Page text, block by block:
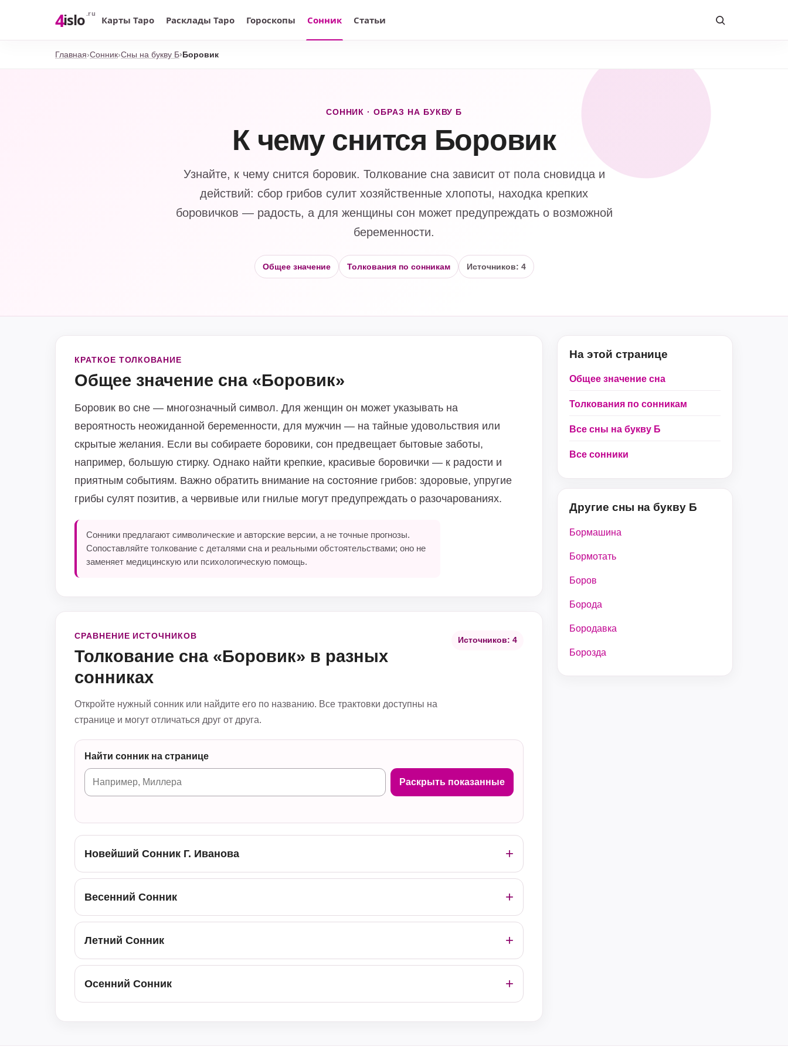
4islo .ru
Карты Таро Расклады Таро Гороскопы Сонник Статьи
Главная Сонник Сны на букву Б Боровик
СОННИК · ОБРАЗ НА БУКВУ Б
К чему снится Боровик
Узнайте, к чему снится боровик. Толкование сна зависит от пола сновидца и
действий: сбор грибов сулит хозяйственные хлопоты, находка крепких
боровичков — радость, а для женщины сон может предупреждать о возможной
беременности.
Общее значение Толкования по сонникам Источников: 4
КРАТКОЕ ТОЛКОВАНИЕ
Общее значение сна «Боровик»
Боровик во сне — многозначный символ. Для женщин он может указывать на
вероятность неожиданной беременности, для мужчин — на тайные удовольствия или
скрытые желания. Если вы собираете боровики, сон предвещает бытовые заботы,
например, большую стирку. Однако найти крепкие, красивые боровички — к радости и
приятным событиям. Важно обратить внимание на состояние грибов: здоровые, упругие
грибы сулят позитив, а червивые или гнилые могут предупреждать о разочарованиях.
Сонники предлагают символические и авторские версии, а не точные прогнозы.
Сопоставляйте толкование с деталями сна и реальными обстоятельствами; оно не
заменяет медицинскую или психологическую помощь.
СРАВНЕНИЕ ИСТОЧНИКОВ
Толкование сна «Боровик» в разных
сонниках
Источников: 4
Откройте нужный сонник или найдите его по названию. Все трактовки доступны на
странице и могут отличаться друг от друга.
Найти сонник на странице
Раскрыть показанные
Новейший Сонник Г. Иванова
Весенний Сонник
Летний Сонник
Осенний Сонник
На этой странице
Общее значение сна
Толкования по сонникам
Все сны на букву Б
Все сонники
Другие сны на букву Б
Бормашина
Бормотать
Боров
Борода
Бородавка
Борозда